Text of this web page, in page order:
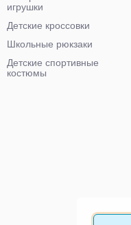
игрушки
Детские кроссовки
Школьные рюкзаки
Детские спортивные
костюмы